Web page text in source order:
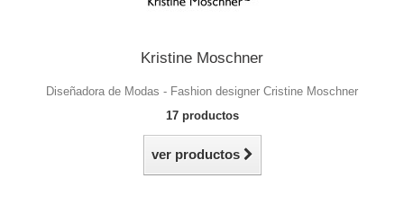
Kristine Moschner
Diseñadora de Modas - Fashion designer Cristine Moschner
17 productos
ver productos